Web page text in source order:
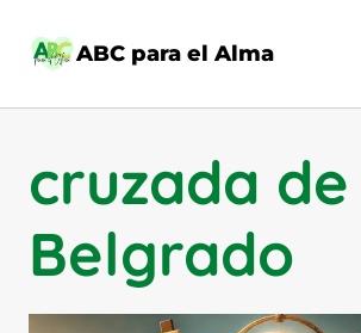
ABC para el Alma
cruzada de
Belgrado